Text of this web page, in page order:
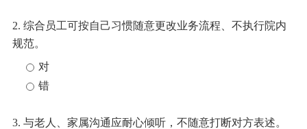
2. 综合员工可按自己习惯随意更改业务流程、不执行院内
规范。
对
错
3. 与老人、家属沟通应耐心倾听，不随意打断对方表述。